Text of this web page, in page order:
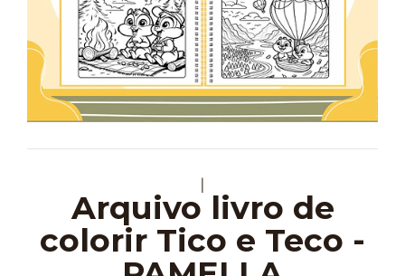
|
Arquivo livro de
colorir Tico e Teco -